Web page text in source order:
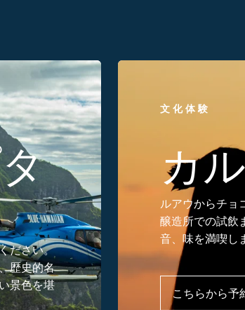
ださい。
歴史的名
景色を堪
文化体験
カ
ルアウからチョ
醸造所での試飲
音、味を満喫し
こちらから予